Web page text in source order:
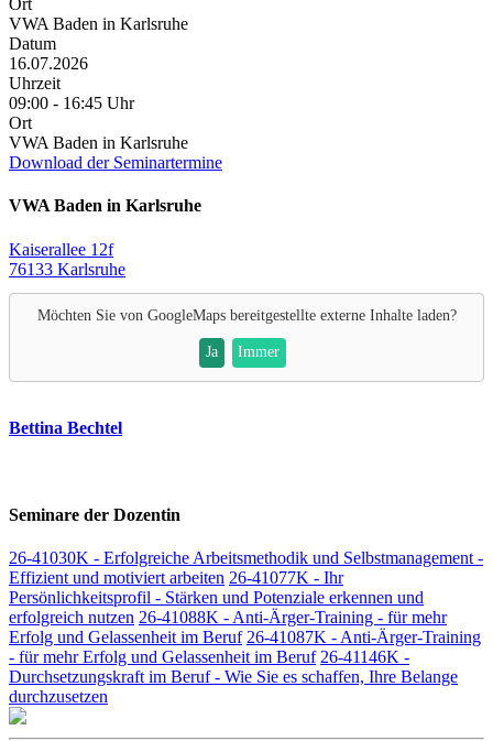
Ort
VWA Baden in Karlsruhe
Datum
16.07.2026
Uhrzeit
09:00 - 16:45 Uhr
Ort
VWA Baden in Karlsruhe
Download der Seminartermine
VWA Baden in Karlsruhe
Kaiserallee 12f
76133 Karlsruhe
Möchten Sie von GoogleMapsbereitgestellte externe Inhalte laden?
Ja Immer
Bettina Bechtel
Seminare der Dozentin
26-41030K - Erfolgreiche Arbeitsmethodik und Selbstmanagement -
Effizient und motiviert arbeiten 26-41077K - Ihr
Persönlichkeitsprofil - Stärken und Potenziale erkennen und
erfolgreich nutzen 26-41088K - Anti-Ärger-Training - für mehr
Erfolg und Gelassenheit im Beruf 26-41087K - Anti-Ärger-Training
- für mehr Erfolg und Gelassenheit im Beruf 26-41146K -
Durchsetzungskraft im Beruf - Wie Sie es schaffen, Ihre Belange
durchzusetzen